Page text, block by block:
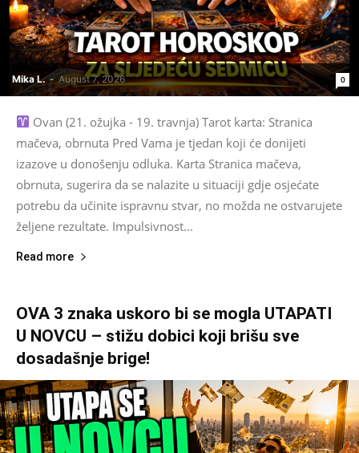
Mika L. - August 7, 2026 0
Ovan (21. ožujka - 19. travnja) Tarot karta: Stranica
mačeva, obrnuta Pred Vama je tjedan koji će donijeti
izazove u donošenju odluka. Karta Stranica mačeva,
obrnuta, sugerira da se nalazite u situaciji gdje osjećate
potrebu da učinite ispravnu stvar, no možda ne ostvarujete
željene rezultate. Impulsivnost...
Read more
OVA 3 znaka uskoro bi se mogla UTAPATI
U NOVCU – stižu dobici koji brišu sve
dosadašnje brige!